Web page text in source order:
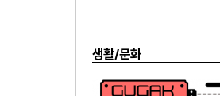
생활/문화